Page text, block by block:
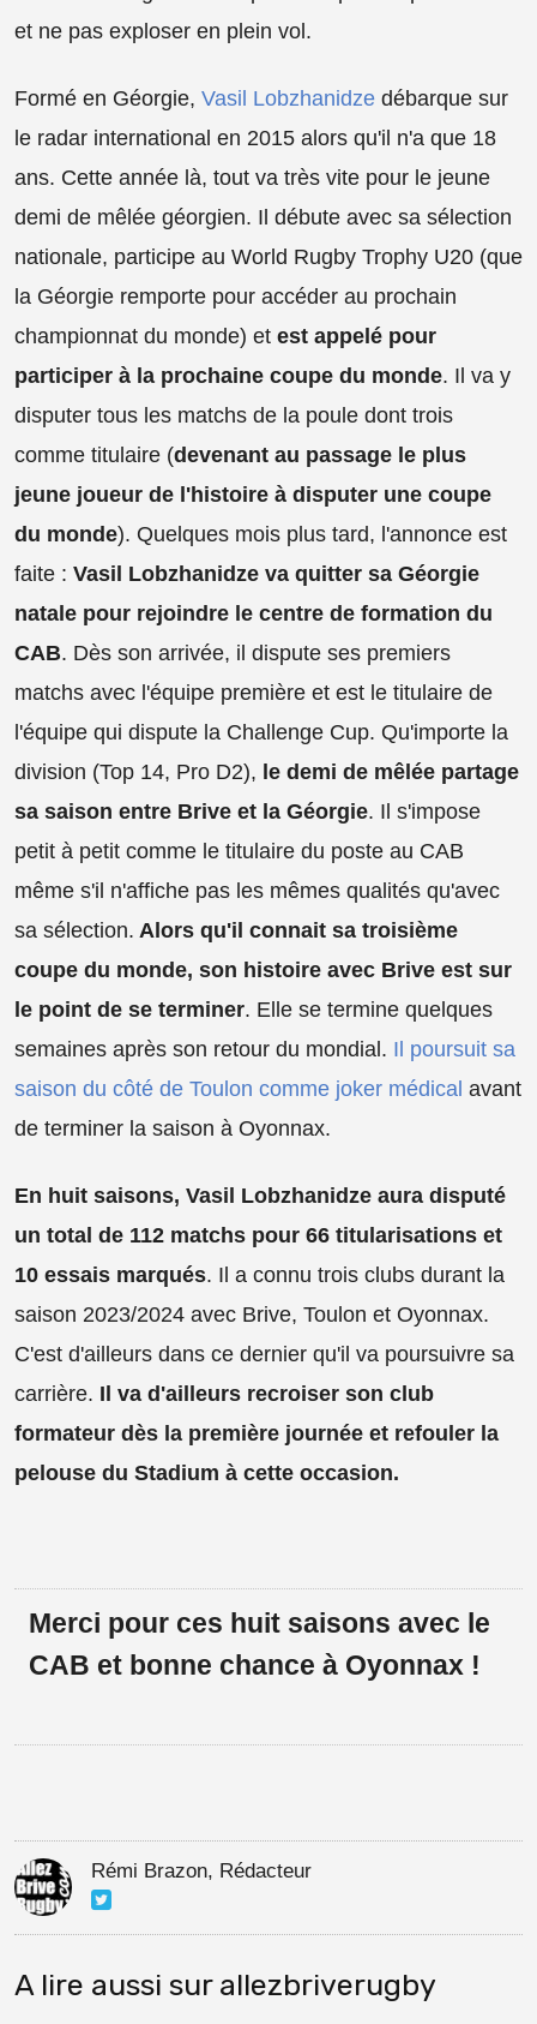
et ne pas exploser en plein vol.
Formé en Géorgie, Vasil Lobzhanidze débarque sur
le radar international en 2015 alors qu'il n'a que 18
ans. Cette année là, tout va très vite pour le jeune
demi de mêlée géorgien. Il débute avec sa sélection
nationale, participe au World Rugby Trophy U20 (que
la Géorgie remporte pour accéder au prochain
championnat du monde) et est appelé pour
participer à la prochaine coupe du monde. Il va y
disputer tous les matchs de la poule dont trois
comme titulaire (devenant au passage le plus
jeune joueur de l'histoire à disputer une coupe
du monde). Quelques mois plus tard, l'annonce est
faite : Vasil Lobzhanidze va quitter sa Géorgie
natale pour rejoindre le centre de formation du
CAB. Dès son arrivée, il dispute ses premiers
matchs avec l'équipe première et est le titulaire de
l'équipe qui dispute la Challenge Cup. Qu'importe la
division (Top 14, Pro D2), le demi de mêlée partage
sa saison entre Brive et la Géorgie. Il s'impose
petit à petit comme le titulaire du poste au CAB
même s'il n'affiche pas les mêmes qualités qu'avec
sa sélection. Alors qu'il connait sa troisième
coupe du monde, son histoire avec Brive est sur
le point de se terminer. Elle se termine quelques
semaines après son retour du mondial. Il poursuit sa
saison du côté de Toulon comme joker médical avant
de terminer la saison à Oyonnax.
En huit saisons, Vasil Lobzhanidze aura disputé
un total de 112 matchs pour 66 titularisations et
10 essais marqués. Il a connu trois clubs durant la
saison 2023/2024 avec Brive, Toulon et Oyonnax.
C'est d'ailleurs dans ce dernier qu'il va poursuivre sa
carrière. Il va d'ailleurs recroiser son club
formateur dès la première journée et refouler la
pelouse du Stadium à cette occasion.
Merci pour ces huit saisons avec le
CAB et bonne chance à Oyonnax !
Rémi Brazon, Rédacteur
A lire aussi sur allezbriverugby